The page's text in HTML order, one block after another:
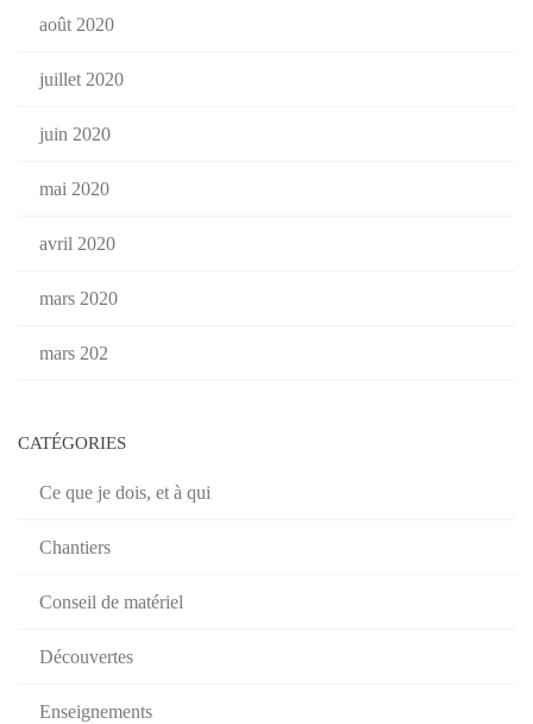
août 2020
juillet 2020
juin 2020
mai 2020
avril 2020
mars 2020
mars 202
CATÉGORIES
Ce que je dois, et à qui
Chantiers
Conseil de matériel
Découvertes
Enseignements